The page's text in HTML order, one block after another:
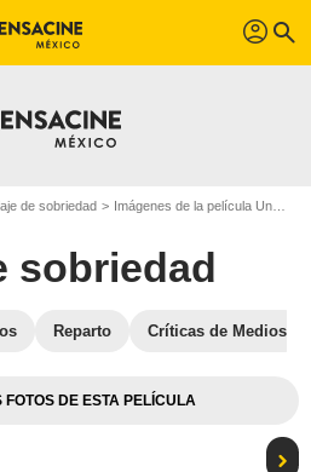
profil search
de sobriedad Imágenes de la película Un viaje de sobriedad
sobriedad
Reparto Críticas de Medios
DE ESTA PELÍCULA